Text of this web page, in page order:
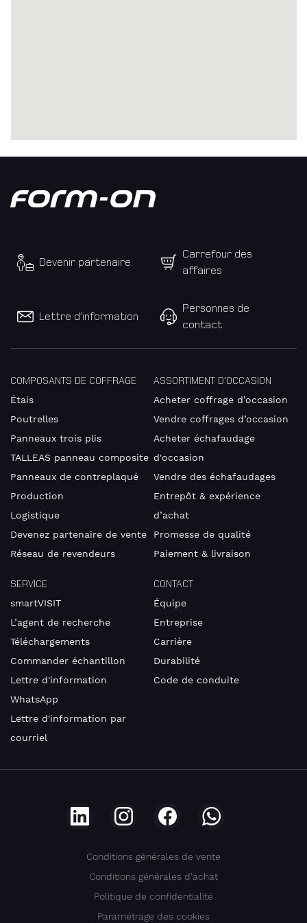
Devenir partenaire.
Carrefour des
affaires
Lettre d’information
Personnes de
contact
COMPOSANTS DE COFFRAGE
Étais
Poutrelles
Panneaux trois plis
TALLEAS panneau composite
Panneaux de contreplaqué
Production
Logistique
Devenez partenaire de vente
Réseau de revendeurs
ASSORTIMENT D’OCCASION
Acheter coffrage d’occasion
Vendre coffrages d’occasion
Acheter échafaudage
d'occasion
Vendre des échafaudages
Entrepôt & expérience
d’achat
Promesse de qualité
Paiement & livraison
SERVICE
smartVISIT
L’agent de recherche
Téléchargements
Commander échantillon
Lettre d'information
WhatsApp
Lettre d'information par
courriel
CONTACT
Équipe
Entreprise
Carrière
Durabilité
Code de conduite
Conditions générales de vente
Conditions générales d’achat
Politique de confidentialité
Paramétrage des cookies
Société
Numéro
IDE
E-
Mail
Adresse
Pays